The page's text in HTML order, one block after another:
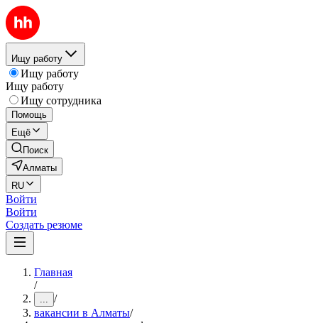
Ищу работу
Ищу работу
Ищу работу
Ищу сотрудника
Помощь
Ещё
Поиск
Алматы
RU
Войти
Войти
Создать резюме
Главная
/
... /
вакансии в Алматы/